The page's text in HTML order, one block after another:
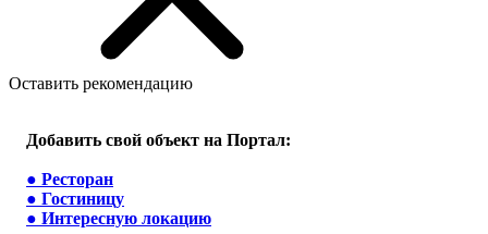
Оставить рекомендацию
Добавить свой объект на Портал:
● Ресторан
● Гостиницу
● Интересную локацию